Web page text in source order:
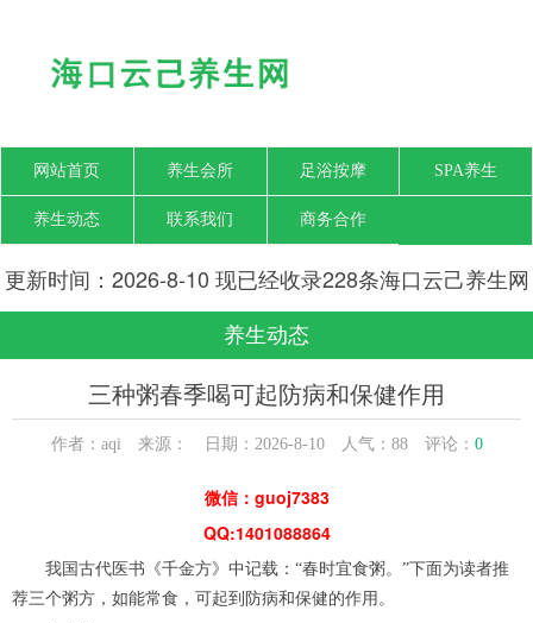
网站首页 养生会所 足浴按摩 SPA养生
养生动态 联系我们 商务合作
更新时间：2026-8-10 现已经收录228条海口云己养生网
信息
养生动态
三种粥春季喝可起防病和保健作用
作者：aqi 来源： 日期：2026-8-10 人气： 88评论： 0
微信：guoj7383
QQ:1401088864
我国古代医书《千金方》中记载：“春时宜食粥。”下面为读者推
荐三个粥方，如能常食，可起到防病和保健的作用。